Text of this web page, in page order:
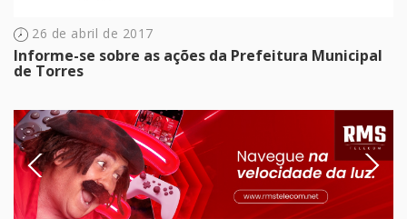
26 de abril de 2017
Informe-se sobre as ações da Prefeitura Municipal
de Torres
Previous Next